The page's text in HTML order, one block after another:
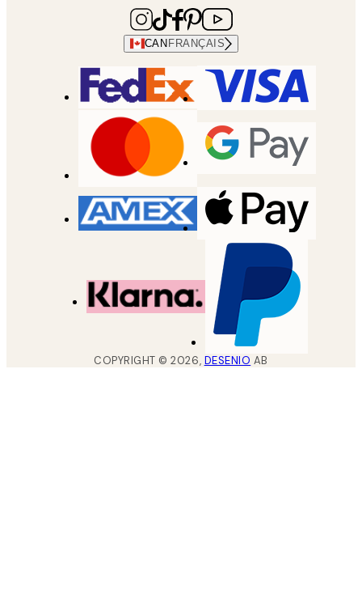
CAN FRANÇAIS
COPYRIGHT ©2026, DESENIO AB